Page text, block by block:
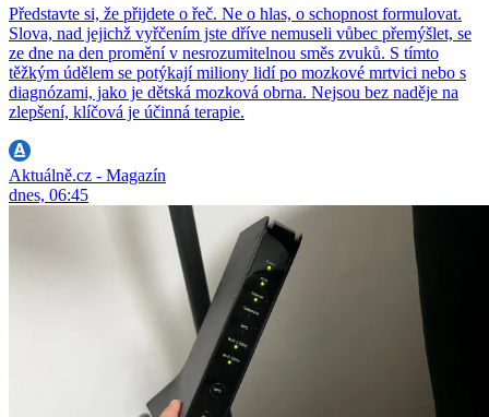
Představte si, že přijdete o řeč. Ne o hlas, o schopnost formulovat.
Slova, nad jejichž vyřčením jste dříve nemuseli vůbec přemýšlet, se
ze dne na den promění v nesrozumitelnou směs zvuků. S tímto
těžkým údělem se potýkají miliony lidí po mozkové mrtvici nebo s
diagnózami, jako je dětská mozková obrna. Nejsou bez naděje na
zlepšení, klíčová je účinná terapie.
Aktuálně.cz - Magazín
dnes, 06:45